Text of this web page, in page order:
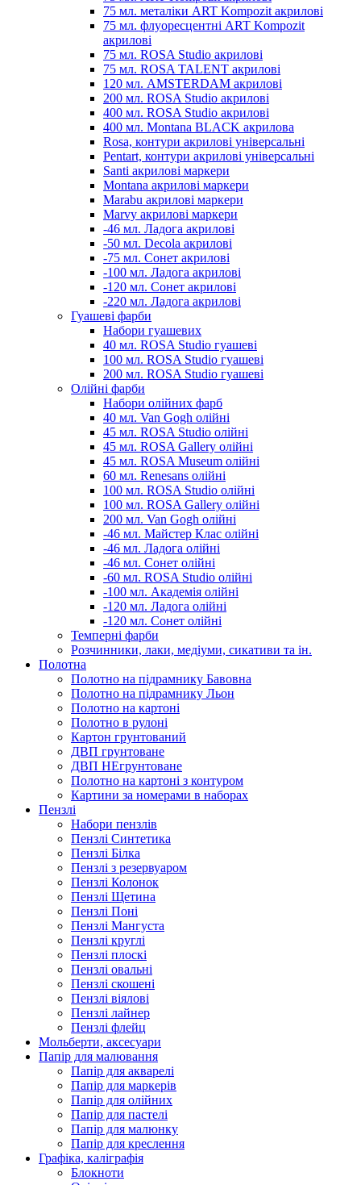
75 мл. металіки ART Kompozit акрилові
75 мл. флуоресцентні ART Kompozit
акрилові
75 мл. ROSA Studio акрилові
75 мл. ROSA TALENT акрилові
120 мл. AMSTERDAM акрилові
200 мл. ROSA Studio акрилові
400 мл. ROSA Studio акрилові
400 мл. Montana BLACK акрилова
Rosa, контури акрилові універсальні
Pentart, контури акрилові універсальні
Santi акрилові маркери
Montana акрилові маркери
Marabu акрилові маркери
Marvy акрилові маркери
-46 мл. Ладога акрилові
-50 мл. Decola акрилові
-75 мл. Сонет акрилові
-100 мл. Ладога акрилові
-120 мл. Сонет акрилові
-220 мл. Ладога акрилові
Гуашеві фарби
Набори гуашевих
40 мл. ROSA Studio гуашеві
100 мл. ROSA Studio гуашеві
200 мл. ROSA Studio гуашеві
Олійні фарби
Набори олійних фарб
40 мл. Van Gogh олійні
45 мл. ROSA Studio олійні
45 мл. ROSA Gallery олійні
45 мл. ROSA Museum олійні
60 мл. Renesans олійні
100 мл. ROSA Studio олійні
100 мл. ROSA Gallery олійні
200 мл. Van Gogh олійні
-46 мл. Майстер Клас олійні
-46 мл. Ладога олійні
-46 мл. Сонет олійні
-60 мл. ROSA Studio олійні
-100 мл. Академія олійні
-120 мл. Ладога олійні
-120 мл. Сонет олійні
Темперні фарби
Розчинники, лаки, медіуми, сикативи та ін.
Полотна
Полотно на підрамнику Бавовна
Полотно на підрамнику Льон
Полотно на картоні
Полотно в рулоні
Картон грунтований
ДВП грунтоване
ДВП НЕгрунтоване
Полотно на картоні з контуром
Картини за номерами в наборах
Пензлі
Набори пензлів
Пензлі Синтетика
Пензлі Білка
Пензлі з резервуаром
Пензлі Колонок
Пензлі Щетина
Пензлі Поні
Пензлі Мангуста
Пензлі круглі
Пензлі плоскі
Пензлі овальні
Пензлі скошені
Пензлі віялові
Пензлі лайнер
Пензлі флейц
Мольберти, аксесуари
Папір для малювання
Папір для акварелі
Папір для маркерів
Папір для олійних
Папір для пастелі
Папір для малюнку
Папір для креслення
Графіка, каліграфія
Блокноти